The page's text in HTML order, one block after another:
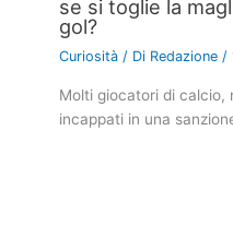
se si toglie la
gol?
Curiosità / Di Redazione /
Molti giocatori di calcio,
incappati in una